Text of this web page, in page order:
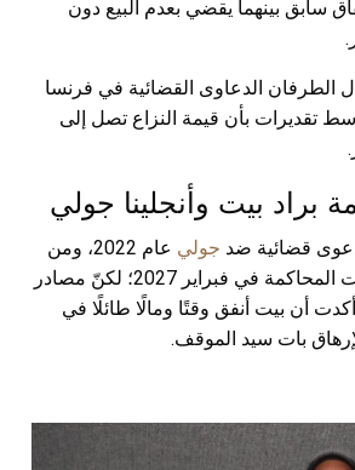
سابق بينهما يقضي بعدم البيع دون
الطرفان الدعاوى القضائية في فرنسا
تقديرات بأن قيمة النزاع تصل إلى
براد بيت وأنجلينا جولي
قضائية ضد جولي
عام 2022، ومن
المقرر أن تبدأ جلسات المحاكمة في فبراير 2027؛ لكنّ مصادر
أن بيت أنفق وقتًا ومالًا طائلًا في
بات سيد الموقف.